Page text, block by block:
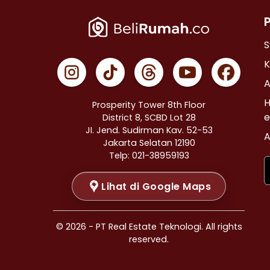
Properti Dijual di Johar Baru >
Properti Dijual di Menteng >
Properti Dijual di Tanah Abang >
Properti Dijual di Kramat >
Properti Dijual di Bendungan Hilir >
Properti Dijual di Jakarta Selatan >
Properti Dijual di Cilandak >
Properti Dijual di Gandaria Selatan >
Properti Dijual di Cipete Selatan >
Properti Dijual di Lenteng Agung >
Properti Dijual di Pondok Pinang >
Properti Dijual di Kebayoran Baru >
Properti Dijual di Mampang Prapatan >
Prosperity Tower 8th Floor
District 8, SCBD Lot 28
JI. Jend. Sudirman Kav. 52-53
Jakarta Selatan 12190
Telp: 021-38959193
Lihat di Google Maps
© 2026 - PT Real Estate Teknologi. All rights
reserved.